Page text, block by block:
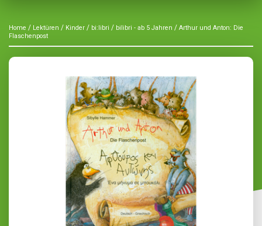
Home / Lektüren / Kinder / bi:libri / bilibri - ab 5 Jahren / Arthur und Anton: Die
Flaschenpost